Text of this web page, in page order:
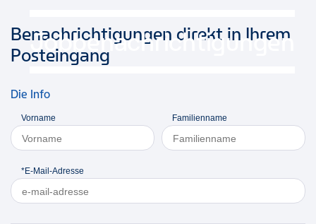
Jobbenachrichtigungen
Benachrichtigungen direkt in Ihrem
Posteingang
Die Info
Vorname Familienname
*E-Mail-Adresse